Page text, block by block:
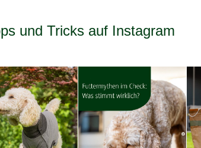
und Tricks auf Instagram